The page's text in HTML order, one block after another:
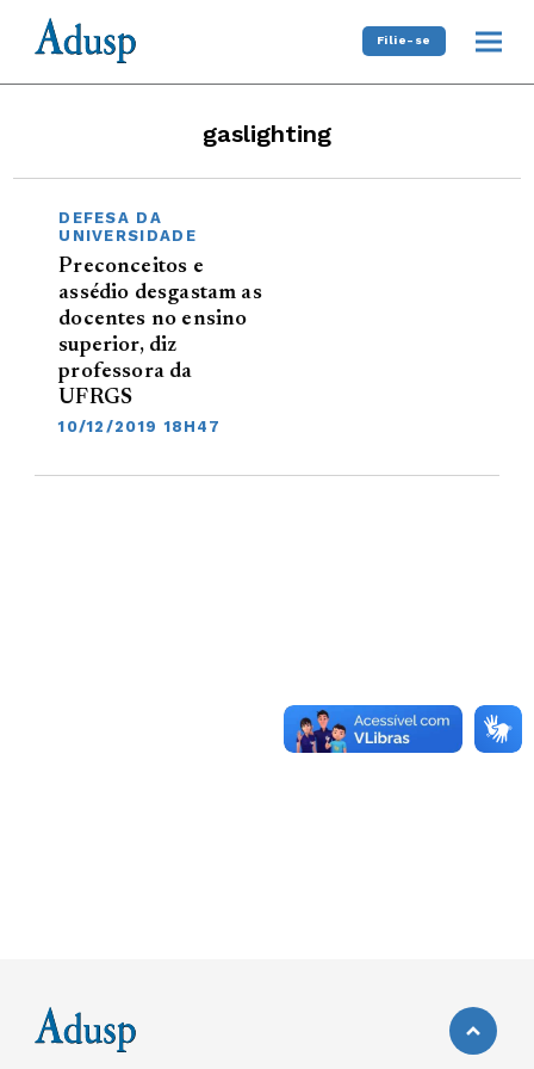
Filie-se
gaslighting
DEFESA DA
UNIVERSIDADE
Preconceitos e
assédio desgastam as
docentes no ensino
superior, diz
professora da
UFRGS
10/12/2019 18H47